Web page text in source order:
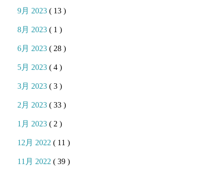
9月 2023( 13 )
8月 2023( 1 )
6月 2023( 28 )
5月 2023( 4 )
3月 2023( 3 )
2月 2023( 33 )
1月 2023( 2 )
12月 2022( 11 )
11月 2022( 39 )